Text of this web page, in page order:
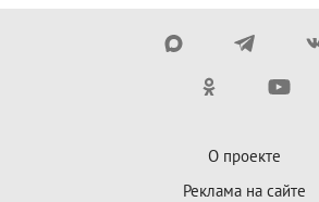
О проекте
Реклама на сайте